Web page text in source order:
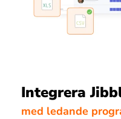
Integrera
med ledande